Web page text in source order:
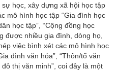
học, xây dựng xã hội học tập
mô hình học tập “Gia đình học
học tập”, “Cộng đồng học
được nhiều gia đình, dòng họ,
việc bình xét các mô hình học
đình văn hóa”, “Thôn/tổ văn
thị văn minh”, coi đây là một